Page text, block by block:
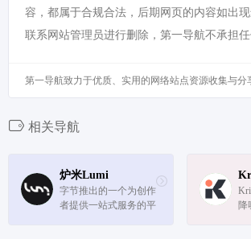
容，都属于合规合法，后期网页的内容如出
联系网站管理员进行删除，第一导航不承担任
第一导航致力于优质、实用的网络站点资源收集与分
相关导航
炉米Lumi
字节推出的一个为创作
者提供一站式服务的平
降